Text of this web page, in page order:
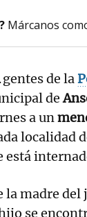
Márcanos
gentes de la
de
a un
localidad
está
la madre del
se